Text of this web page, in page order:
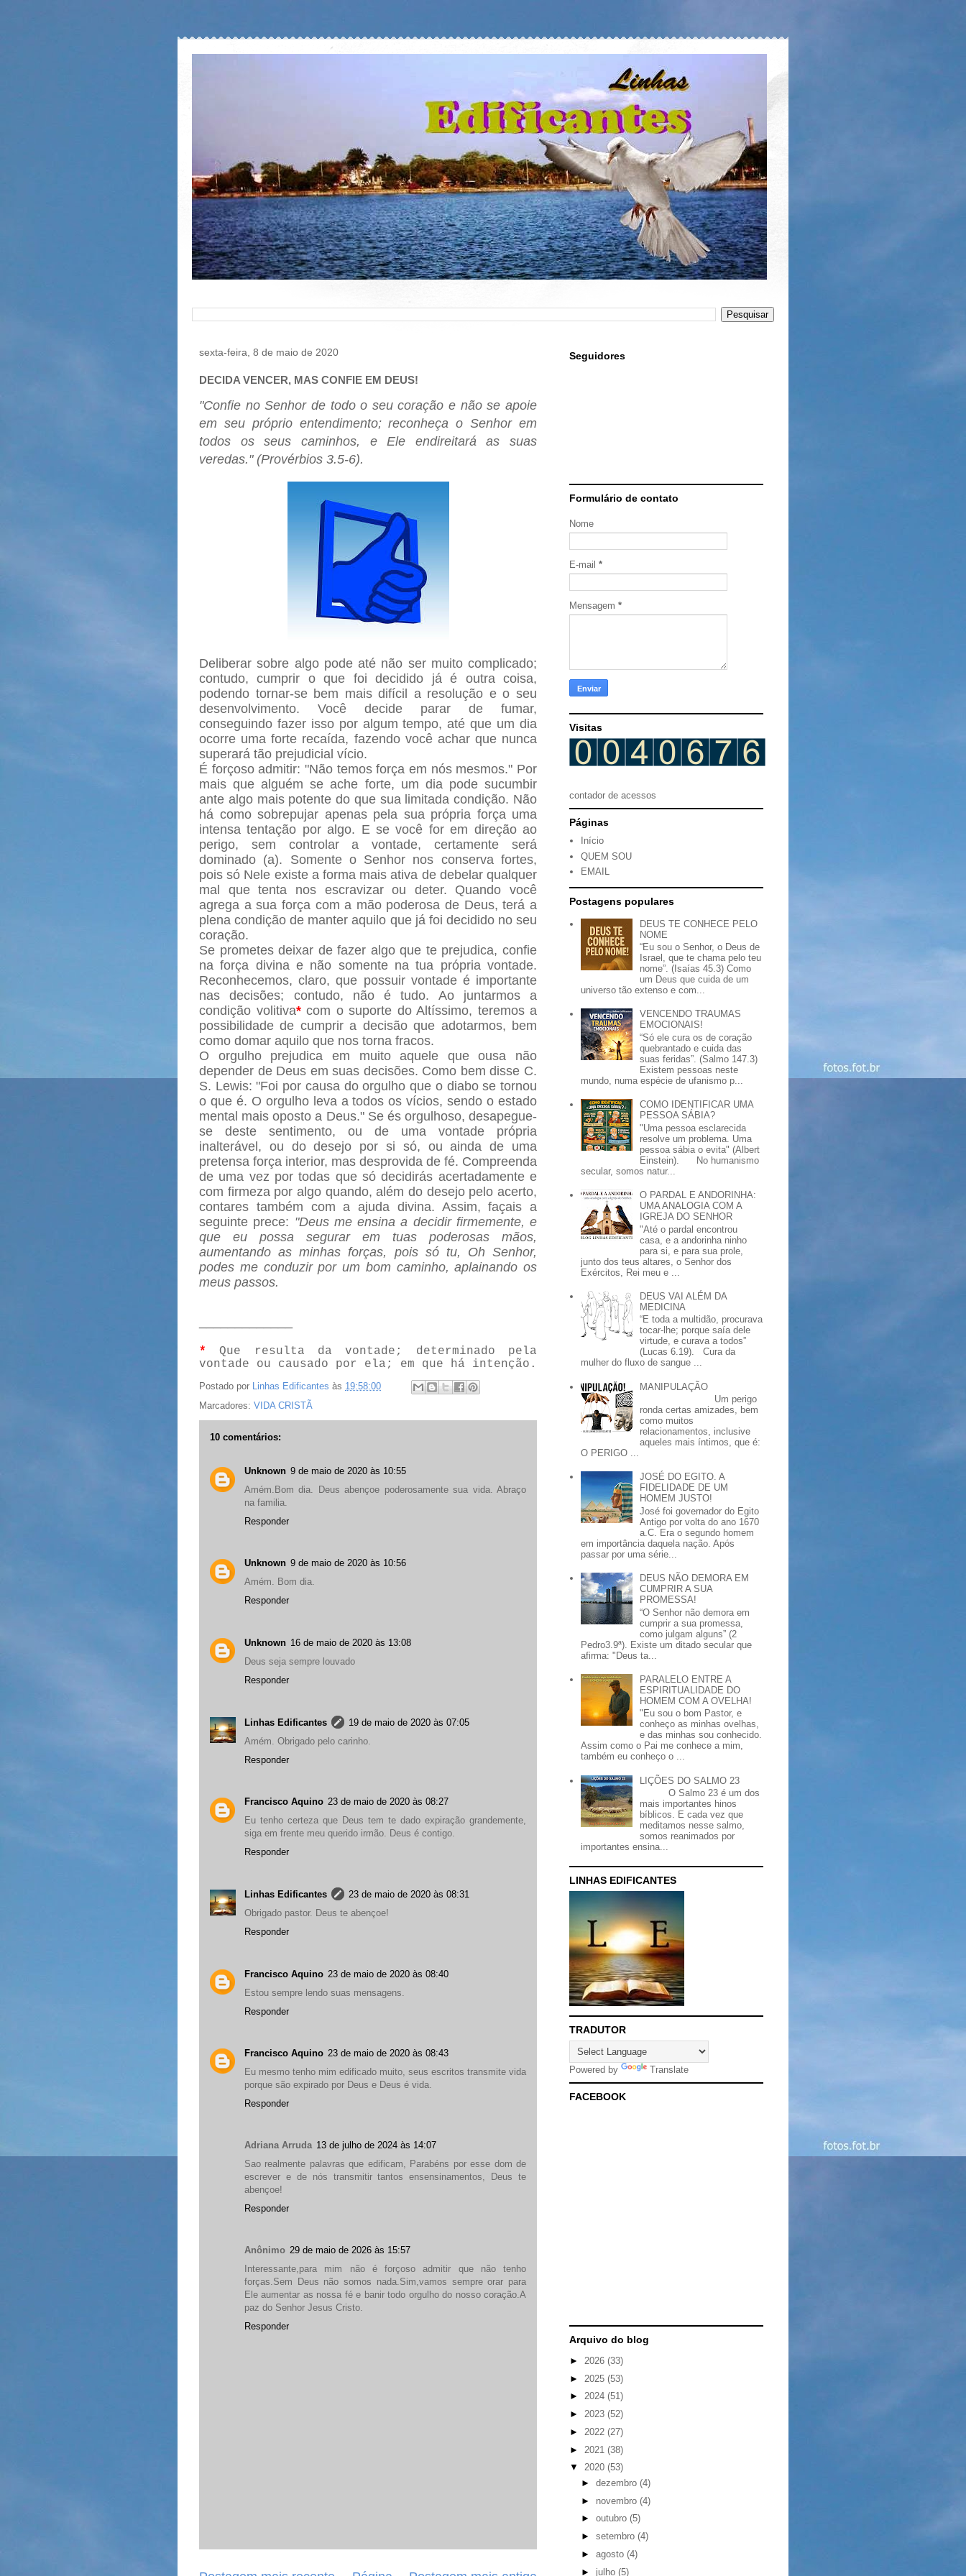
sexta-feira, 8 de maio de 2020
DECIDA VENCER, MAS CONFIE EM DEUS!
"Confie no Senhor de todo o seu coração e não se apoie
em seu próprio entendimento; reconheça o Senhor em
todos os seus caminhos, e Ele endireitará as suas
veredas." (Provérbios 3.5-6).
Deliberar sobre algo pode até não ser muito complicado;
contudo, cumprir o que foi decidido já é outra coisa,
podendo tornar-se bem mais difícil a resolução e o seu
desenvolvimento. Você decide parar de fumar,
conseguindo fazer isso por algum tempo, até que um dia
ocorre uma forte recaída, fazendo você achar que nunca
superará tão prejudicial vício.
É forçoso admitir: "Não temos força em nós mesmos." Por
mais que alguém se ache forte, um dia pode sucumbir
ante algo mais potente do que sua limitada condição. Não
há como sobrepujar apenas pela sua própria força uma
intensa tentação por algo. E se você for em direção ao
perigo, sem controlar a vontade, certamente será
dominado (a). Somente o Senhor nos conserva fortes,
pois só Nele existe a forma mais ativa de debelar qualquer
mal que tenta nos escravizar ou deter. Quando você
agrega a sua força com a mão poderosa de Deus, terá a
plena condição de manter aquilo que já foi decidido no seu
coração.
Se prometes deixar de fazer algo que te prejudica, confie
na força divina e não somente na tua própria vontade.
Reconhecemos, claro, que possuir vontade é importante
nas decisões; contudo, não é tudo. Ao juntarmos a
condição volitiva*com o suporte do Altíssimo, teremos a
possibilidade de cumprir a decisão que adotarmos, bem
como domar aquilo que nos torna fracos.
O orgulho prejudica em muito aquele que ousa não
depender de Deus em suas decisões. Como bem disse C.
S. Lewis: "Foi por causa do orgulho que o diabo se tornou
o que é. O orgulho leva a todos os vícios, sendo o estado
mental mais oposto a Deus." Se és orgulhoso, desapegue-
se deste sentimento, ou de uma vontade própria
inalterável, ou do desejo por si só, ou ainda de uma
pretensa força interior, mas desprovida de fé. Compreenda
de uma vez por todas que só decidirás acertadamente e
com firmeza por algo quando, além do desejo pelo acerto,
contares também com a ajuda divina. Assim, façais a
seguinte prece: "Deus me ensina a decidir firmemente, e
que eu possa segurar em tuas poderosas mãos,
aumentando as minhas forças, pois só tu, Oh Senhor,
podes me conduzir por um bom caminho, aplainando os
meus passos.
*
Que resulta da vontade; determinado pela
vontade ou causado por ela; em que há intenção.
Postado por Linhas Edificantes às 19:58:00
Marcadores: VIDA CRISTÃ
10 comentários:
Unknown 9 de maio de 2020 às 10:55
Amém.Bom dia. Deus abençoe poderosamente sua vida. Abraço
na familia.
Responder
Unknown 9 de maio de 2020 às 10:56
Amém. Bom dia.
Responder
Unknown 16 de maio de 2020 às 13:08
Deus seja sempre louvado
Responder
Linhas Edificantes
19 de maio de 2020 às 07:05
Amém. Obrigado pelo carinho.
Responder
Francisco Aquino 23 de maio de 2020 às 08:27
Eu tenho certeza que Deus tem te dado expiração grandemente,
siga em frente meu querido irmão. Deus é contigo.
Responder
Linhas Edificantes
23 de maio de 2020 às 08:31
Obrigado pastor. Deus te abençoe!
Responder
Francisco Aquino 23 de maio de 2020 às 08:40
Estou sempre lendo suas mensagens.
Responder
Francisco Aquino 23 de maio de 2020 às 08:43
Eu mesmo tenho mim edificado muito, seus escritos transmite vida
porque são expirado por Deus e Deus é vida.
Responder
Adriana Arruda 13 de julho de 2024 às 14:07
Sao realmente palavras que edificam, Parabéns por esse dom de
escrever e de nós transmitir tantos ensensinamentos, Deus te
abençoe!
Responder
Anônimo 29 de maio de 2026 às 15:57
Interessante,para mim não é forçoso admitir que não tenho
forças.Sem Deus não somos nada.Sim,vamos sempre orar para
Ele aumentar as nossa fé e banir todo orgulho do nosso coração.A
paz do Senhor Jesus Cristo.
Responder
Seguidores
Formulário de contato
Nome
E-mail *
Mensagem *
Visitas
contador de acessos
Páginas
Início
QUEM SOU
EMAIL
Postagens populares
DEUS TE CONHECE PELO
NOME
“Eu sou o Senhor, o Deus de
Israel, que te chama pelo teu
nome”. (Isaías 45.3) Como
um Deus que cuida de um
universo tão extenso e com...
VENCENDO TRAUMAS
EMOCIONAIS!
“Só ele cura os de coração
quebrantado e cuida das
suas feridas”. (Salmo 147.3)
Existem pessoas neste
mundo, numa espécie de ufanismo p...
COMO IDENTIFICAR UMA
PESSOA SÁBIA?
"Uma pessoa esclarecida
resolve um problema. Uma
pessoa sábia o evita" (Albert
Einstein). No humanismo
secular, somos natur...
O PARDAL E ANDORINHA:
UMA ANALOGIA COM A
IGREJA DO SENHOR
"Até o pardal encontrou
casa, e a andorinha ninho
para si, e para sua prole,
junto dos teus altares, o Senhor dos
Exércitos, Rei meu e ...
DEUS VAI ALÉM DA
MEDICINA
“E toda a multidão, procurava
tocar-lhe; porque saía dele
virtude, e curava a todos”
(Lucas 6.19). Cura da
mulher do fluxo de sangue ...
MANIPULAÇÃO
Um perigo
ronda certas amizades, bem
como muitos
relacionamentos, inclusive
aqueles mais íntimos, que é:
O PERIGO ...
JOSÉ DO EGITO. A
FIDELIDADE DE UM
HOMEM JUSTO!
José foi governador do Egito
Antigo por volta do ano 1670
a.C. Era o segundo homem
em importância daquela nação. Após
passar por uma série...
DEUS NÃO DEMORA EM
CUMPRIR A SUA
PROMESSA!
“O Senhor não demora em
cumprir a sua promessa,
como julgam alguns” (2
Pedro3.9ª). Existe um ditado secular que
afirma: "Deus ta...
PARALELO ENTRE A
ESPIRITUALIDADE DO
HOMEM COM A OVELHA!
"Eu sou o bom Pastor, e
conheço as minhas ovelhas,
e das minhas sou conhecido.
Assim como o Pai me conhece a mim,
também eu conheço o ...
LIÇÕES DO SALMO 23
O Salmo 23 é um dos
mais importantes hinos
bíblicos. E cada vez que
meditamos nesse salmo,
somos reanimados por
importantes ensina...
LINHAS EDIFICANTES
TRADUTOR
Powered by Translate
FACEBOOK
Arquivo do blog
► 2026 (33)
► 2025 (53)
► 2024 (51)
► 2023 (52)
► 2022 (27)
► 2021 (38)
▼ 2020 (53)
► dezembro (4)
► novembro (4)
► outubro (5)
► setembro (4)
► agosto (4)
► julho (5)